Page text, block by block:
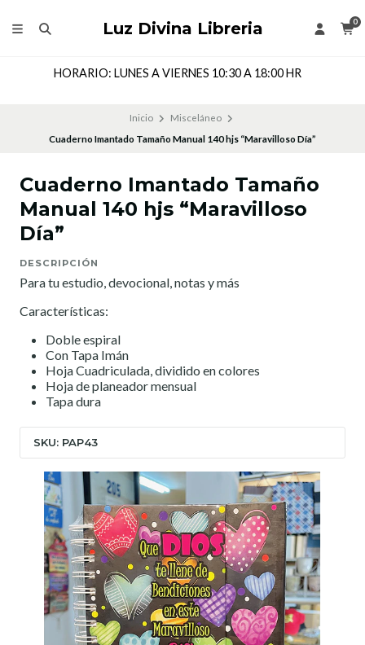
Luz Divina Libreria 0
10:30 A 18:00 HR
Dirección: Cochrane 143
Inicio
Misceláneo
Cuaderno Imantado Tamaño Manual 140 hjs “Maravilloso Día”
Cuaderno Imantado Tamaño
Manual 140 hjs “Maravilloso
Día”
DESCRIPCIÓN
Para tu estudio, devocional, notas y más
Características:
Doble espiral
Con Tapa Imán
Hoja Cuadriculada, dividido en colores
Hoja de planeador mensual
Tapa dura
SKU: PAP43